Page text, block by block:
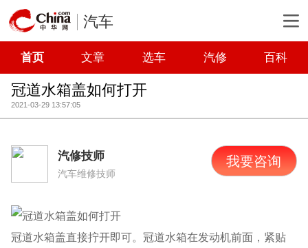
汽车
首页 文章 选车 汽修 百科
冠道水箱盖如何打开
2021-03-29 13:57:05
汽修技师
汽车维修技师
我要咨询
冠道水箱盖直接拧开即可。冠道水箱在发动机前面，紧贴